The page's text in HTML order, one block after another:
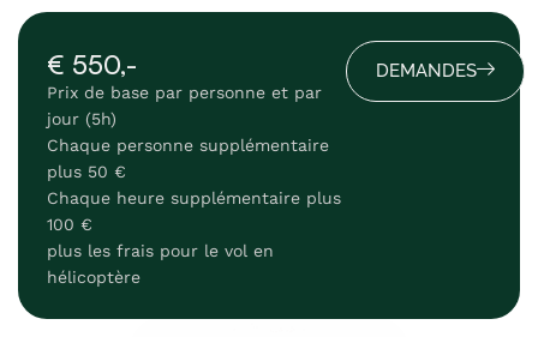
€ 550,-
Prix de base par personne et par
jour (5h)
Chaque personne supplémentaire
plus 50 €
Chaque heure supplémentaire plus
100 €
plus les frais pour le vol en
hélicoptère
DEMANDES